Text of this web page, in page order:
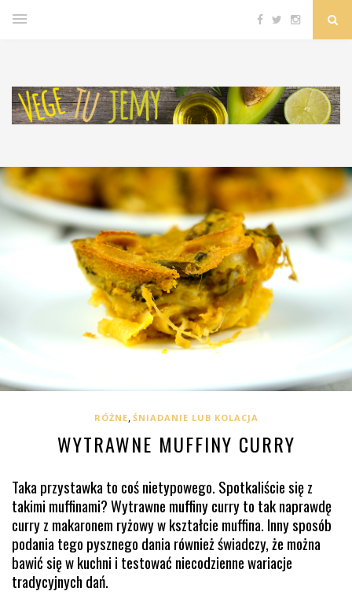
RÓŻNE, ŚNIADANIE LUB KOLACJA
WYTRAWNE MUFFINY CURRY
Taka przystawka to coś nietypowego. Spotkaliście się z
takimi muffinami? Wytrawne muffiny curry to tak naprawdę
curry z makaronem ryżowy w kształcie muffina. Inny sposób
podania tego pysznego dania również świadczy, że można
bawić się w kuchni i testować niecodzienne wariacje
tradycyjnych dań.